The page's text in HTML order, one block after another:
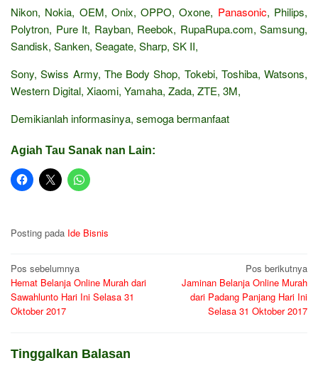
Nikon, Nokia, OEM, Onix, OPPO, Oxone, Panasonic, Philips,
Polytron, Pure It, Rayban, Reebok, RupaRupa.com, Samsung,
Sandisk, Sanken, Seagate, Sharp, SK II,
Sony, Swiss Army, The Body Shop, Tokebi, Toshiba, Watsons,
Western Digital, Xiaomi, Yamaha, Zada, ZTE, 3M,
Demikianlah informasinya, semoga bermanfaat
Agiah Tau Sanak nan Lain:
Posting pada Ide Bisnis
Navigasi
pos
Pos sebelumnya
Hemat Belanja Online Murah dari
Sawahlunto Hari Ini Selasa 31
Oktober 2017
Pos berikutnya
Jaminan Belanja Online Murah
dari Padang Panjang Hari Ini
Selasa 31 Oktober 2017
Tinggalkan Balasan